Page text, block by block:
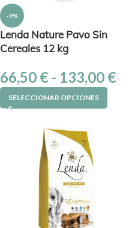
-9%
Lenda Nature Pavo Sin
Cereales 12 kg
66,50 € - 133,00 €
SELECCIONAR OPCIONES